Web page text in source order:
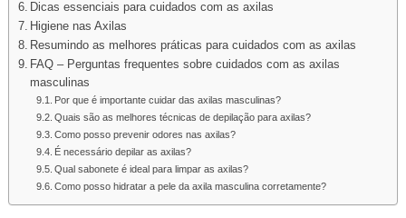
Dicas essenciais para cuidados com as axilas
Higiene nas Axilas
Resumindo as melhores práticas para cuidados com as axilas
FAQ – Perguntas frequentes sobre cuidados com as axilas
masculinas
Por que é importante cuidar das axilas masculinas?
Quais são as melhores técnicas de depilação para axilas?
Como posso prevenir odores nas axilas?
É necessário depilar as axilas?
Qual sabonete é ideal para limpar as axilas?
Como posso hidratar a pele da axila masculina corretamente?